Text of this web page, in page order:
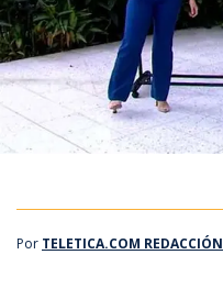
Por TELETICA.COM REDACCIÓN